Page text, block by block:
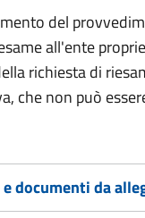
del
all'ente
richiesta di
che non può
documenti da